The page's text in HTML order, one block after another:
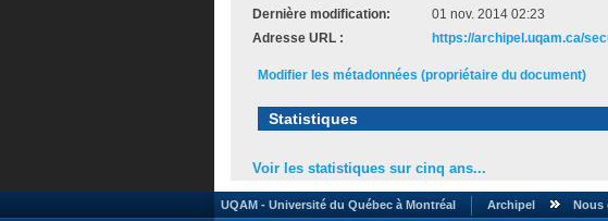
Dernière modification:
01 nov. 2014 02:23
Adresse URL :
https://archipel.uqam.ca/
Modifier les métadonnées (propriétaire du document)
Statistiques
Voir les statistiques sur cinq ans...
UQAM - Université du Québec à Montréal Archipel Nous